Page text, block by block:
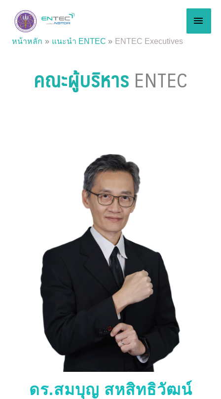
content
หน้าหลัก แนะนำ ENTEC ENTEC Executives
คณะผู้บริหาร ENTEC
ดร.สมบุญ สหสิทธิวัฒน์